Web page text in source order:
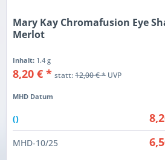
Mary Kay Chromafusion Eye
Merlot
Inhalt: 1.4 g
8,20 € * statt:12,00 € *UVP
MHD Datum
()
MHD-10/25